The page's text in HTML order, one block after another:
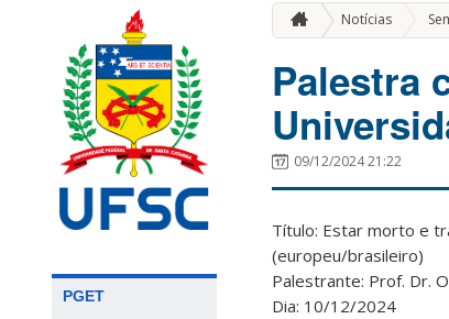
PGET
Notícias
Palestra
09/12/2024 21:22
Título: Estar morto e
(europeu/brasileiro)
Palestrante: Prof. Dr.
Dia: 10/12/2024